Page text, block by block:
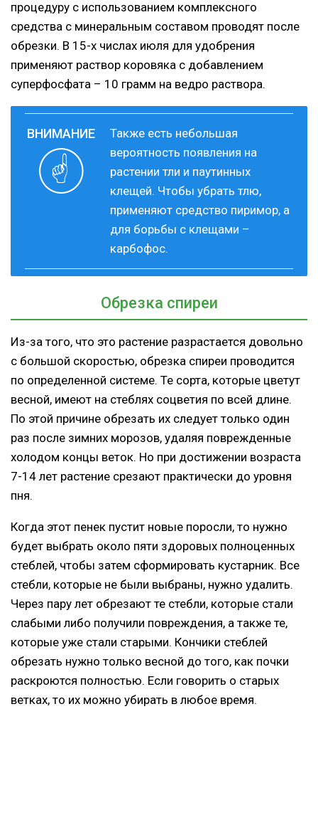
процедуру с использованием комплексного
средства с минеральным составом проводят после
обрезки. В 15-х числах июля для удобрения
применяют раствор коровяка с добавлением
суперфосфата – 10 грамм на ведро раствора.
Также есть небольшая
вероятность появления на
растении тли и паутинных
клещей. Чтобы убрать тлю,
применяют средство пиримор, а
для борьбы с клещами –
карбофос.
Обрезка спиреи
Из-за того, что это растение разрастается довольно
с большой скоростью, обрезка спиреи проводится
по определенной системе. Те сорта, которые цветут
весной, имеют на стеблях соцветия по всей длине.
По этой причине обрезать их следует только один
раз после зимних морозов, удаляя поврежденные
холодом концы веток. Но при достижении возраста
7-14 лет растение срезают практически до уровня
пня.
Когда этот пенек пустит новые поросли, то нужно
будет выбрать около пяти здоровых полноценных
стеблей, чтобы затем сформировать кустарник. Все
стебли, которые не были выбраны, нужно удалить.
Через пару лет обрезают те стебли, которые стали
слабыми либо получили повреждения, а также те,
которые уже стали старыми. Кончики стеблей
обрезать нужно только весной до того, как почки
раскроются полностью. Если говорить о старых
ветках, то их можно убирать в любое время.